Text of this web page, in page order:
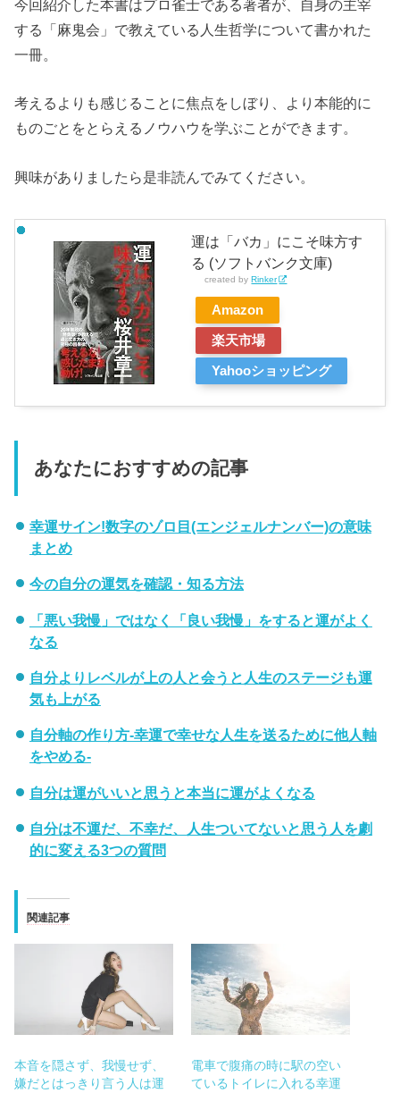
今回紹介した本書はプロ雀士である著者が、自身の主宰
する「麻鬼会」で教えている人生哲学について書かれた
一冊。
考えるよりも感じることに焦点をしぼり、より本能的に
ものごとをとらえるノウハウを学ぶことができます。
興味がありましたら是非読んでみてください。
運は「バカ」にこそ味方す
る (ソフトバンク文庫)
created byRinker
Amazon
楽天市場
Yahooショッピング
あなたにおすすめの記事
幸運サイン!数字のゾロ目(エンジェルナンバー)の意味
まとめ
今の自分の運気を確認・知る方法
「悪い我慢」ではなく「良い我慢」をすると運がよく
なる
自分よりレベルが上の人と会うと人生のステージも運
気も上がる
自分軸の作り方-幸運で幸せな人生を送るために他人軸
をやめる-
自分は運がいいと思うと本当に運がよくなる
自分は不運だ、不幸だ、人生ついてないと思う人を劇
的に変える3つの質問
関連記事
本音を隠さず、我慢せず、
嫌だとはっきり言う人は運
電車で腹痛の時に駅の空い
ているトイレに入れる幸運